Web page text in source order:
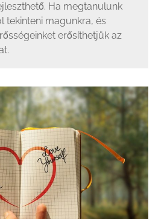
Ha megtanulunk
tekinteni magunkra, és
erősíthetjük az